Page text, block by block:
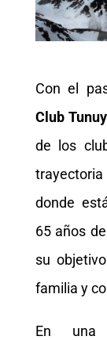
Con el
Club
de los
donde
65 años
su
familia y
En una